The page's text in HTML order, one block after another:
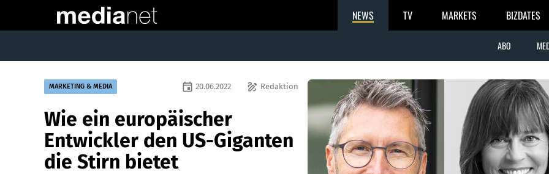
NEWS TV MARKETS BIZDATES
ABO
MARKETING & MEDIA draw Redaktion
event 20.06.2022
Wie ein europäischer
Entwickler den US-Giganten
die Stirn bietet